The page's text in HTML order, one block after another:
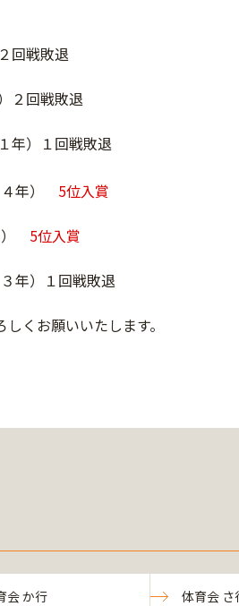
回戦敗退
回戦敗退
）１回戦敗退
年） 5位入賞
5位入賞
）１回戦敗退
くお願いいたします。
会 か行 体育会 さ